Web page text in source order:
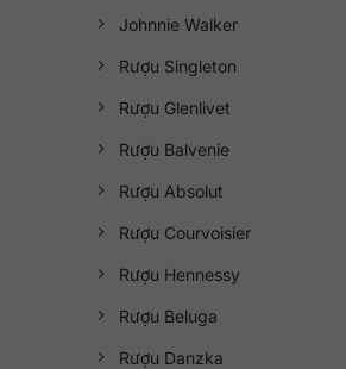
Johnnie Walker
Rượu Singleton
Rượu Glenlivet
Rượu Balvenie
Rượu Absolut
Rượu Courvoisier
Rượu Hennessy
Rượu Beluga
Rượu Danzka